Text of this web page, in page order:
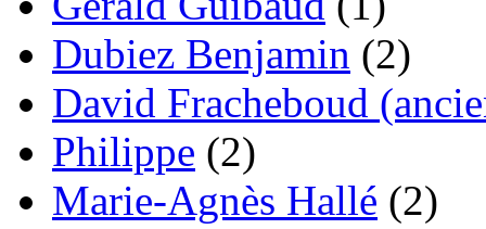
Dubiez Benjamin (2)
David Fracheboud
Philippe (2)
Marie-Agnès Hallé (2)